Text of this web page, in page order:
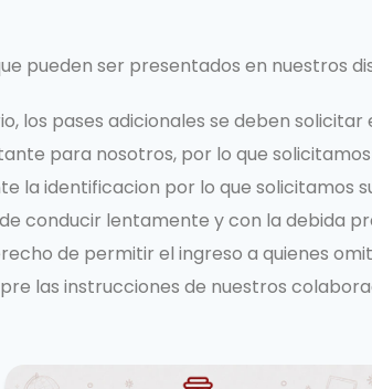
pueden ser presentados en nuestros
los pases adicionales se deben solicitar
para nosotros, por lo que
la identificacion por lo que solicitamos
conducir lentamente y con la debida
de permitir el ingreso a quienes
las instrucciones de nuestros